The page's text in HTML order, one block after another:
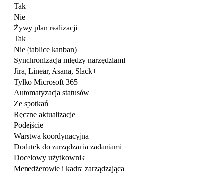
Tak
Nie
Żywy plan realizacji
Tak
Nie (tablice kanban)
Synchronizacja między narzędziami
Jira, Linear, Asana, Slack+
Tylko Microsoft 365
Automatyzacja statusów
Ze spotkań
Ręczne aktualizacje
Podejście
Warstwa koordynacyjna
Dodatek do zarządzania zadaniami
Docelowy użytkownik
Menedżerowie i kadra zarządzająca